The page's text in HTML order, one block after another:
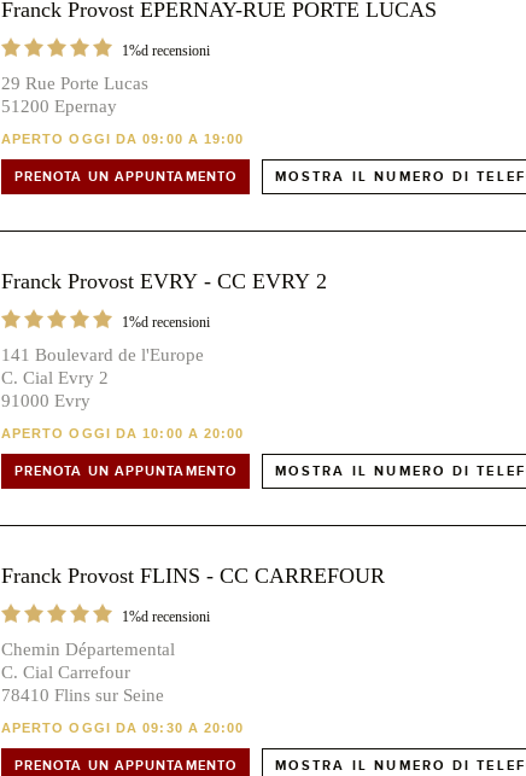
Franck Provost EPERNAY-RUE PORTE LUCAS
1%d recensioni
29 Rue Porte Lucas
51200 Epernay
APERTO OGGI DA 09:00 A 19:00
PRENOTA UN APPUNTAMENTO MOSTRA IL NUMERO DI
Franck Provost EVRY - CC EVRY 2
1%d recensioni
141 Boulevard de l'Europe
C. Cial Evry 2
91000 Evry
APERTO OGGI DA 10:00 A 20:00
PRENOTA UN APPUNTAMENTO MOSTRA IL NUMERO DI
Franck Provost FLINS - CC CARREFOUR
1%d recensioni
Chemin Départemental
C. Cial Carrefour
78410 Flins sur Seine
APERTO OGGI DA 09:30 A 20:00
PRENOTA UN APPUNTAMENTO MOSTRA IL NUMERO DI